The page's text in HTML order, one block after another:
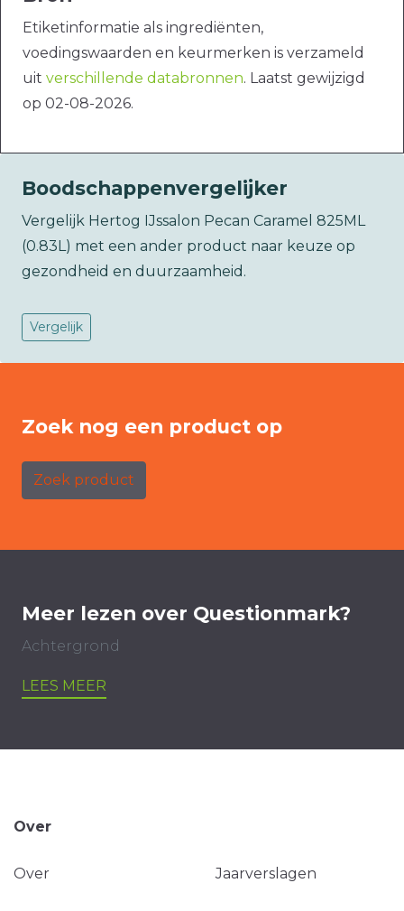
Etiketinformatie als ingrediënten,
voedingswaarden en keurmerken is verzameld
uit verschillende databronnen. Laatst gewijzigd
op 02-08-2026.
Boodschappenvergelijker
Vergelijk Hertog IJssalon Pecan Caramel 825ML
(0.83L) met een ander product naar keuze op
gezondheid en duurzaamheid.
Vergelijk
Zoek nog een product op
Zoek product
Meer lezen over Questionmark?
Achtergrond
LEES MEER
Over
Over Jaarverslagen